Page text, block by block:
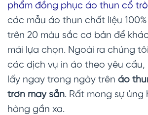
phẩm đồng phục áo thun cổ
các mẫu áo thun chất liệu
trên 20 màu sắc cơ bản để
mái lựa chọn. Ngoài ra chúng
các dịch vụ in áo theo yêu cầu,
lấy ngay trong ngày trên áo
trơn may sẵn. Rất mong sự ủng
hàng gần xa.